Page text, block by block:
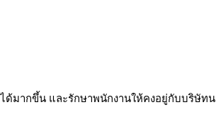
ด้มากขึ้น และรักษาพนักงานให้คงอยู่กับบริษัท